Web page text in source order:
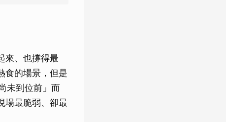
來、也撐得最
食的場景，但是
未到位前」而
場最脆弱、卻最